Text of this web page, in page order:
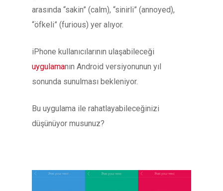
arasında “sakin” (calm), “sinirli” (annoyed),
“öfkeli” (furious) yer alıyor.
iPhone kullanıcılarının ulaşabileceği
uygulamanın Android versiyonunun yıl
sonunda sunulması bekleniyor.
Bu uygulama ile rahatlayabileceğinizi
düşünüyor musunuz?